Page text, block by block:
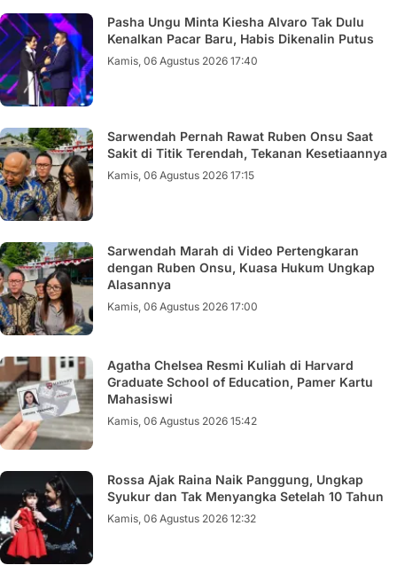
Pasha Ungu Minta Kiesha Alvaro Tak Dulu
Kenalkan Pacar Baru, Habis Dikenalin Putus
Kamis, 06 Agustus 2026 17:40
Sarwendah Pernah Rawat Ruben Onsu Saat
Sakit di Titik Terendah, Tekanan Kesetiaannya
Kamis, 06 Agustus 2026 17:15
Sarwendah Marah di Video Pertengkaran
dengan Ruben Onsu, Kuasa Hukum Ungkap
Alasannya
Kamis, 06 Agustus 2026 17:00
Agatha Chelsea Resmi Kuliah di Harvard
Graduate School of Education, Pamer Kartu
Mahasiswi
Kamis, 06 Agustus 2026 15:42
Rossa Ajak Raina Naik Panggung, Ungkap
Syukur dan Tak Menyangka Setelah 10 Tahun
Kamis, 06 Agustus 2026 12:32